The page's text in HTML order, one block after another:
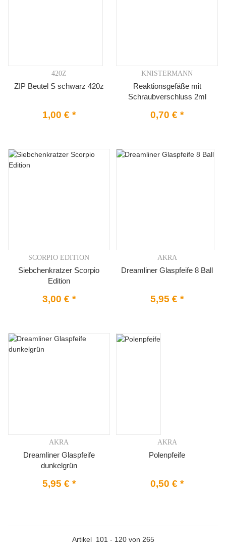
420Z
ZIP Beutel S schwarz 420z
1,00 € *
KNISTERMANN
Reaktionsgefäße mit
Schraubverschluss 2ml
0,70 €*
SCORPIO EDITION
Siebchenkratzer Scorpio
Edition
3,00 € *
AKRA
Dreamliner Glaspfeife 8 Ball
5,95 €*
AKRA
Dreamliner Glaspfeife
dunkelgrün
5,95 € *
AKRA
Polenpfeife
0,50 €*
Artikel 101 - 120von 265